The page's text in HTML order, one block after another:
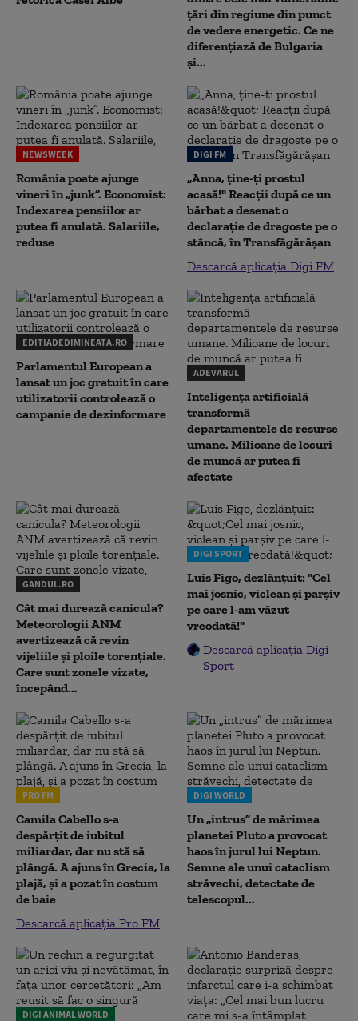
țări din regiune din punct
de vedere energetic. Ce ne
diferențiază de Bulgaria
și...
NEWSWEEK
România poate ajunge
vineri în „junk”. Economist:
Indexarea pensiilor ar
putea fi anulată. Salariile,
reduse
DIGI FM
„Anna, ţine-ţi prostul
acasă!" Reacţii după ce un
bărbat a desenat o
declaraţie de dragoste pe o
stâncă, în Transfăgărăşan
Descarcă aplicația Digi FM
EDITIADEDIMINEATA.RO
Parlamentul European a
lansat un joc gratuit în care
utilizatorii controlează o
campanie de dezinformare
ADEVARUL
Inteligența artificială
transformă
departamentele de resurse
umane. Milioane de locuri
de muncă ar putea fi
afectate
GANDUL.RO
Cât mai durează canicula?
Meteorologii ANM
avertizează că revin
vijeliile și ploile torențiale.
Care sunt zonele vizate,
începând...
DIGI SPORT
Luis Figo, dezlănțuit: "Cel
mai josnic, viclean și parșiv
pe care l-am văzut
vreodată!"
Descarcă aplicația Digi
Sport
PRO FM
Camila Cabello s-a
despărțit de iubitul
miliardar, dar nu stă să
plângă. A ajuns în Grecia, la
plajă, și a pozat în costum
de baie
Descarcă aplicația Pro FM
DIGI WORLD
Un „intrus” de mărimea
planetei Pluto a provocat
haos în jurul lui Neptun.
Semne ale unui cataclism
străvechi, detectate de
telescopul...
DIGI ANIMAL WORLD